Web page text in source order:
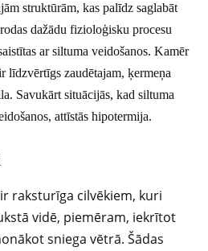
struktūrām, kas palīdz saglabāt
dažādu fizioloģisku procesu
ar siltuma veidošanos. Kamēr
līdzvērtīgs zaudētajam, ķermeņa
Savukārt situācijās, kad siltuma
attīstās hipotermija.
raksturīga cilvēkiem, kuri
vidē, piemēram, iekrītot
sniega vētrā. Šādas